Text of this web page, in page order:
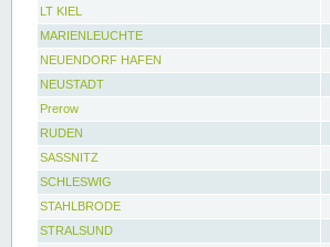
LT KIEL
MARIENLEUCHTE
NEUENDORF HAFEN
NEUSTADT
Prerow
RUDEN
SASSNITZ
SCHLESWIG
STAHLBRODE
STRALSUND